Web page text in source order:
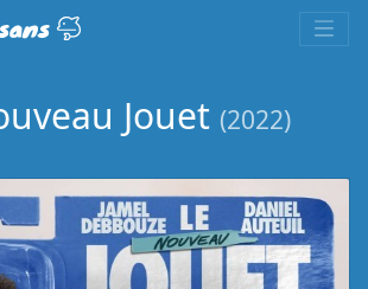
Jouet (2022)